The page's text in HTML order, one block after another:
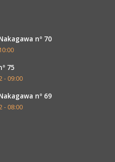
nº 70
75
- 09:00
nº 69
- 08:00